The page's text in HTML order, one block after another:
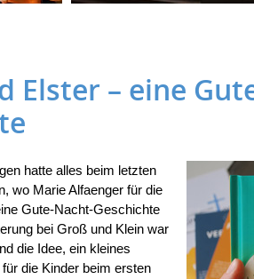
Elster – eine
hatte alles beim letzten
wo Marie Alfaenger für die
Gute-Nacht-Geschichte
bei Groß und Klein war
die Idee, ein kleines
die Kinder beim ersten